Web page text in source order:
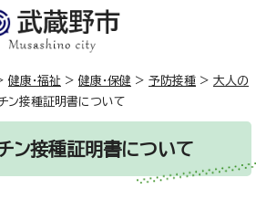
健康・福祉 > 健康・保健 > 予防接種 > 大人の
ン接種証明書について
ン接種証明書について